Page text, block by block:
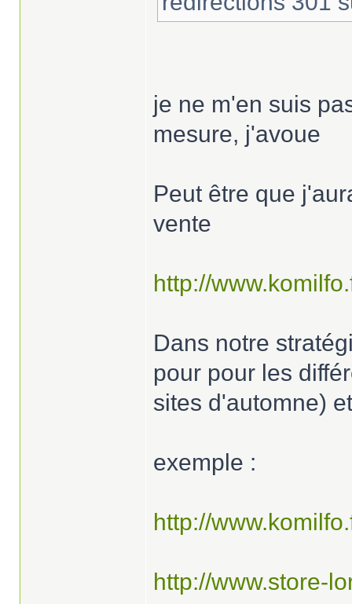
je ne m'en suis
mesure, j'avoue
Peut être que
vente
http://
Dans notre
pour pour les
sites d'automne)
exemple :
http://
http://www.store-